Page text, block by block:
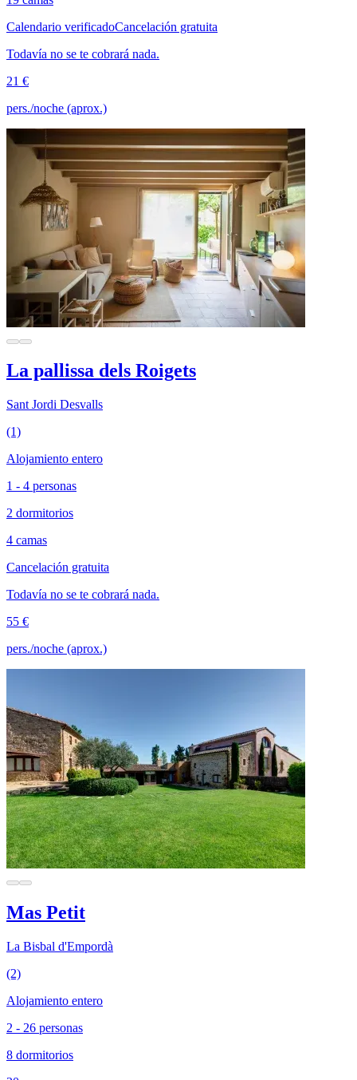
Calendario verificadoCancelación gratuita
Todavía no se te cobrará nada.
21 €
pers./noche (aprox.)
La pallissa dels Roigets
Sant Jordi Desvalls
(1)
Alojamiento entero
1 - 4 personas
2 dormitorios
4 camas
Cancelación gratuita
Todavía no se te cobrará nada.
55 €
pers./noche (aprox.)
Mas Petit
La Bisbal d'Empordà
(2)
Alojamiento entero
2 - 26 personas
8 dormitorios